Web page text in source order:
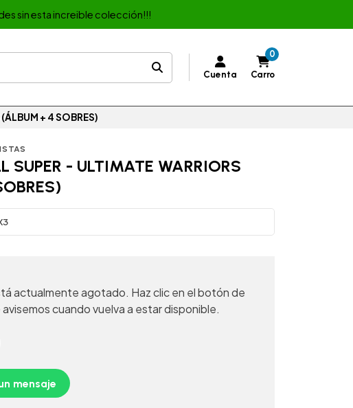
sin esta increible colección!!!
Cuenta
0
Carro
+ 4 SOBRES)
SUPER - ULTIMATE WARRIORS
actualmente agotado. Haz clic en el botón de
cuando vuelva a estar disponible.
mensaje